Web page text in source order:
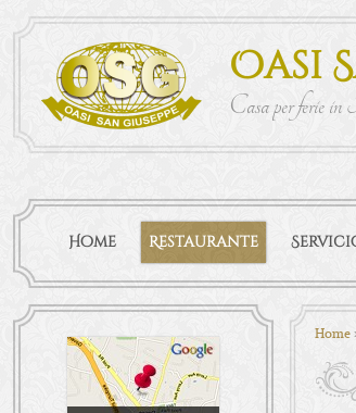
Oasi
Casa per ferie
Home Restaurante
Home